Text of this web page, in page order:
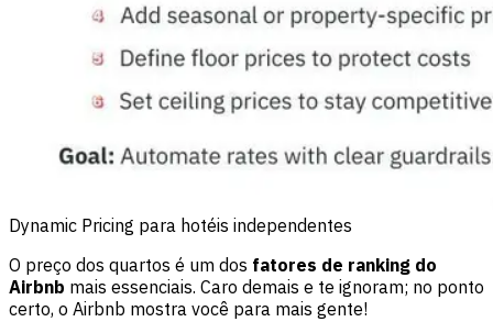
Dynamic Pricing para hotéis independentes
O preço dos quartos é um dos fatores de ranking do
Airbnb mais essenciais. Caro demais e te ignoram; no ponto
certo, o Airbnb mostra você para mais gente!